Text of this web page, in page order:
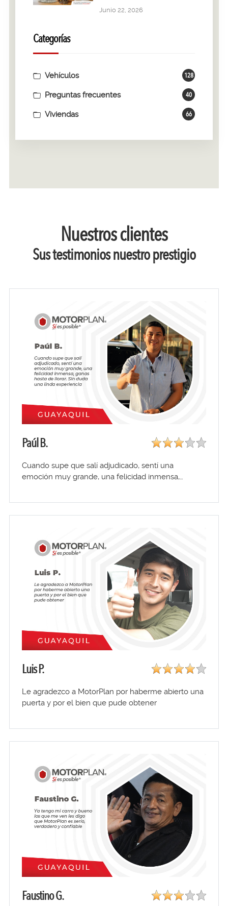
Junio 22, 2026
Categorías
Vehículos 128
Preguntas frecuentes 40
Viviendas 66
Nuestros clientes
Sus testimonios nuestro prestigio
Paúl B.
Cuando supe que salí adjudicado, sentí una
emoción muy grande, una felicidad inmensa,…
Luis P.
Le agradezco a MotorPlan por haberme abierto una
puerta y por el bien que pude obtener
Faustino G.